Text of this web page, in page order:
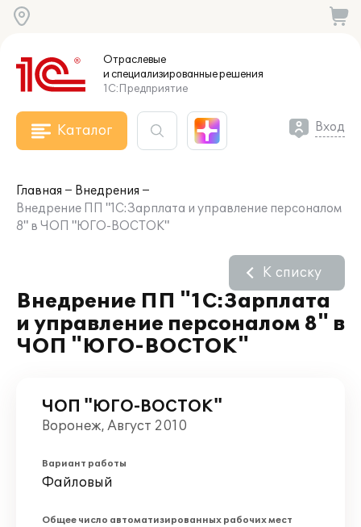
Отраслевые
и специализированныерешения
1С:Предприятие
Каталог Вход
Главная
Внедрения
Внедрение ПП "1С:Зарплата и управление персоналом
8" в ЧОП "ЮГО-ВОСТОК"
Внедрение ПП "1С:Зарплата
и управление персоналом 8" в
ЧОП "ЮГО-ВОСТОК"
К списку
ЧОП "ЮГО-ВОСТОК"
Воронеж, Август 2010
Вариант работы
Файловый
Общее число автоматизированных рабочих мест